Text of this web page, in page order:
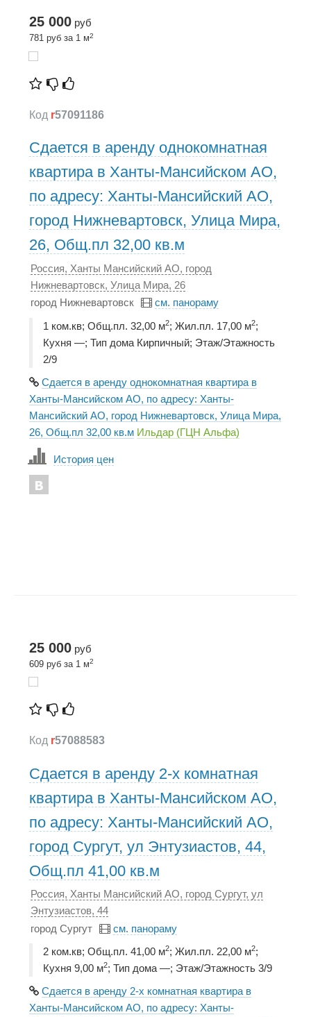
25 000 руб
781 руб за 1 м2
Код r57091186
Сдается в аренду однокомнатная
квартира в Ханты-Мансийском АО,
по адресу: Ханты-Мансийский АО,
город Нижневартовск, Улица Мира,
26, Общ.пл 32,00 кв.м
Россия, Ханты Мансийский АО, город
Нижневартовск, Улица Мира, 26
город Нижневартовск
см. панораму
1 ком.кв; Общ.пл. 32,00 м2; Жил.пл. 17,00 м2;
Кухня —; Тип дома Кирпичный; Этаж/Этажность
2/9
Сдается в аренду однокомнатная квартира в
Ханты-Мансийском АО, по адресу: Ханты-
Мансийский АО, город Нижневартовск, Улица Мира,
26, Общ.пл 32,00 кв.м Ильдар (ГЦН Альфа)
История цен
25 000 руб
609 руб за 1 м2
Код r57088583
Сдается в аренду 2-х комнатная
квартира в Ханты-Мансийском АО,
по адресу: Ханты-Мансийский АО,
город Сургут, ул Энтузиастов, 44,
Общ.пл 41,00 кв.м
Россия, Ханты Мансийский АО, город Сургут, ул
Энтузиастов, 44
город Сургут
см. панораму
2 ком.кв; Общ.пл. 41,00 м2; Жил.пл. 22,00 м2;
Кухня 9,00 м2; Тип дома —; Этаж/Этажность 3/9
Сдается в аренду 2-х комнатная квартира в
Ханты-Мансийском АО, по адресу: Ханты-